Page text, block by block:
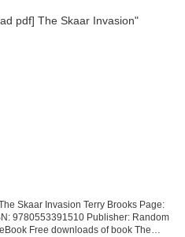
Skaar Invasion Terry Brooks Page:
9780553391510 Publisher: Random
Free downloads of book The